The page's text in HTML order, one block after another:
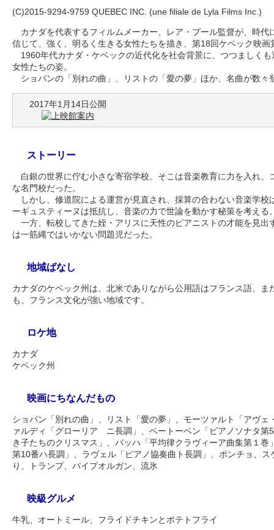
(C)2015-9294-9759 QUEBEC INC. (une filiale de Lyla Films Inc.)
カナダを代表するフィルムメーカー、レア・プール監督が、時代
信じて、強く、明るく生きる女性たちを描き、第18回ケベック映
1960年代カナダ・ケベックの近代化を社会背景に、つつましく
女性たちの姿。
ショパンの「別れの曲」、リストの「愛の夢」ほか、名曲が数々
2017年1月14日公開
ストーリー
白銀の世界に佇む小さな寄宿学校。そこは音楽教育に力を入れ、
な名門校だった。
しかし、修道院による運営が見直され、採算の合わない音楽学校
ーギュスティーヌは抵抗し、音楽の力で世論を動かす秘策を考える
一方、転校してきた姪・アリスに天性のピアニストの才能を見出
は一筋縄ではいかない問題児だった。
地域ばなし
カナダのケベック州は、北米でありながら公用語はフランス語、ま
も、フランス文化が強い地域です。
ロケ地
カナダ
ケベック州
映画にちなんだもの
ショパン「別れの曲」、リスト「愛の夢」、モーツァルト「アヴェ
ァルディ「グローリア ニ長調」、ベートーベン「ピアノソナタ第
き子たちのクリスマス」、バッハ「平均律クラヴィーア曲集第１
第10番ハ長調」、ラヴェル「ピアノ協奏曲ト長調」、ポンチョ、
り、トランプ、パイプオルガン、流氷
映級グルメ
牛乳、オートミール、フライドチキンとポテトフライ